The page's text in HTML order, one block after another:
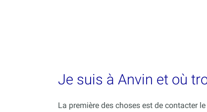
Je suis à Anvin et où
La première des choses est de contacter